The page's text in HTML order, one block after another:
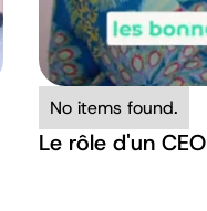
No items found.
Le rôle d'un CEO